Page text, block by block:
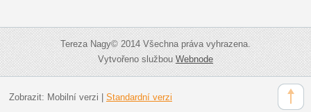
Tereza Nagy© 2014 Všechna práva vyhrazena.
Vytvořeno službouWebnode
Zobrazit: Mobilní verzi Standardní verzi